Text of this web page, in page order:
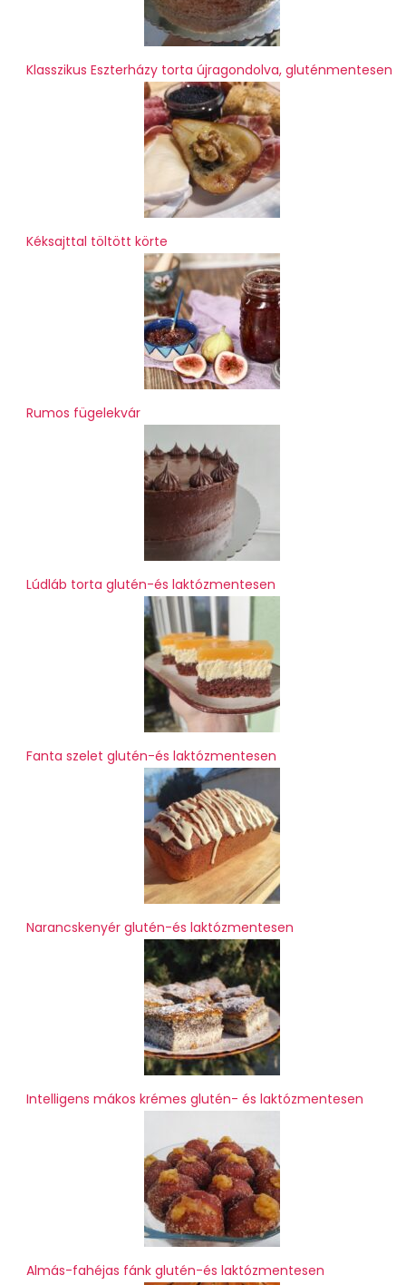
Klasszikus Eszterházy torta újragondolva, gluténmentesen
Kéksajttal töltött körte
Rumos fügelekvár
Lúdláb torta glutén-és laktózmentesen
Fanta szelet glutén-és laktózmentesen
Narancskenyér glutén-és laktózmentesen
Intelligens mákos krémes glutén- és laktózmentesen
Almás-fahéjas fánk glutén-és laktózmentesen